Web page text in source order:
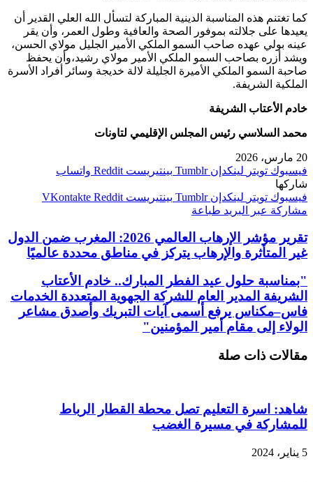
كما تغتنم هذه المناسبة الدينية المباركة لتسأل الله العلي القدير أن
يعيدها على جلالته بموفور الصحة والعافية وطول العمر، وأن يقر
عينه بولي عهده صاحب السمو الملكي الأمير الجليل مولاي الحسن،
ويشد أزره بصاحب السمو الملكي الأمير مولاي رشيد،وأن يحفظ
صاحبة السمو الملكي الأميرة الجليلة لالة خديجة وسائر أفراد الأسرة
الملكية الشريفة.
خادم الأعتاب الشريفة
محمد السلاسي رئيس المجلس الإقليمي لتاونات
20 مارس، 2026
فيسبوك تويتر لينكدإن بينتيريست
واتساب
شاركها
فيسبوك تويتر لينكدإن بينتيريست
مشاركة عبر البريد طباعة
تقرير مؤشر الإرهاب العالمي 2026: المغرب ضمن الدول
غير المتأثرة والإرهاب يتركز في مناطق محددة عالميًا
"بمناسبة حلول عيد الفطر المبارك.. خادم الأعتاب
الشريفة المدير العام للشركة الجهوية المتعددة الخدمات
فاس–مكناس يرفع أسمى آيات التبريك وأصدق مشاعر
الولاء إلى مقام أمير المؤمنين"
مقالات ذات صلة
شاهد: اسرة التعليم تصل محطة القطار الرباط
للمشاركة في مسيرة الغضب
5 يناير، 2024